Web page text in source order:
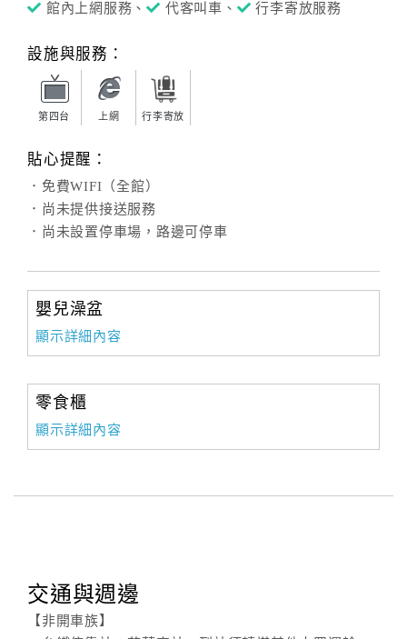
館內上網服務、 代客叫車、 行李寄放服務
設施與服務：
第四台 上網 行李寄放
貼心提醒：
．免費WIFI（全館）
．尚未提供接送服務
．尚未設置停車場，路邊可停車
嬰兒澡盆
顯示詳細內容
零食櫃
顯示詳細內容
交通與週邊
【非開車族】